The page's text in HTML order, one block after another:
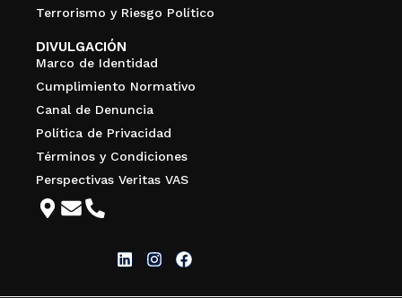
Terrorismo y Riesgo Político
DIVULGACIÓN
Marco de Identidad
Cumplimiento Normativo
Canal de Denuncia
Política de Privacidad
Términos y Condiciones
Perspectivas Veritas VAS